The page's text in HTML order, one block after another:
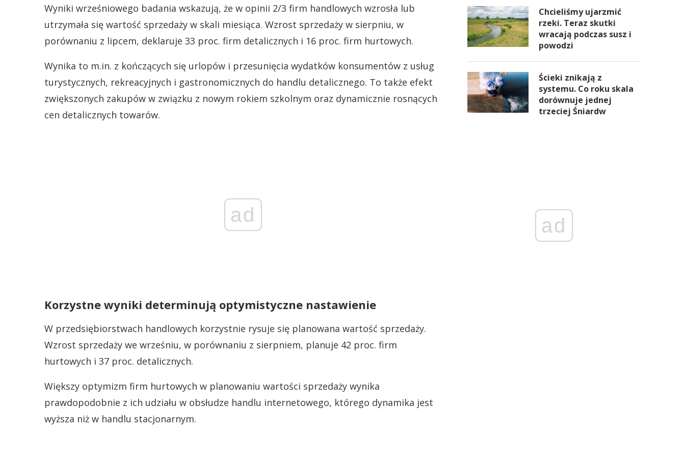
Wyniki wrześniowego badania wskazują, że w opinii 2/3 firm handlowych wzrosła lub
utrzymała się wartość sprzedaży w skali miesiąca. Wzrost sprzedaży w sierpniu, w
porównaniu z lipcem, deklaruje 33 proc. firm detalicznych i 16 proc. firm hurtowych.
Wynika to m.in. z kończących się urlopów i przesunięcia wydatków konsumentów z usług
turystycznych, rekreacyjnych i gastronomicznych do handlu detalicznego. To także efekt
zwiększonych zakupów w związku z nowym rokiem szkolnym oraz dynamicznie rosnących
cen detalicznych towarów.
ad
Korzystne wyniki determinują optymistyczne nastawienie
W przedsiębiorstwach handlowych korzystnie rysuje się planowana wartość sprzedaży.
Wzrost sprzedaży we wrześniu, w porównaniu z sierpniem, planuje 42 proc. firm
hurtowych i 37 proc. detalicznych.
Większy optymizm firm hurtowych w planowaniu wartości sprzedaży wynika
prawdopodobnie z ich udziału w obsłudze handlu internetowego, którego dynamika jest
wyższa niż w handlu stacjonarnym.
Chcieliśmy ujarzmić
rzeki. Teraz skutki
wracają podczas susz i
powodzi
Ścieki znikają z
systemu. Co roku skala
dorównuje jednej
trzeciej Śniardw
ad